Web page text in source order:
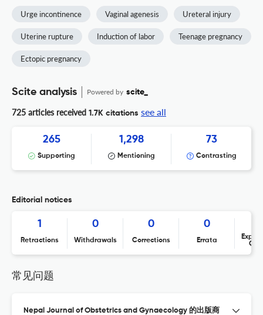
Urge incontinence Vaginal agenesis Ureteral injury
Uterine rupture Induction of labor Teenage pregnancy
Ectopic pregnancy
Scite analysis Powered by scite_
725 articles received 1.7K citations see all
265
Supporting
1,298
Mentioning
73
Contrasting
Editorial notices
1
Retractions
0
Withdrawals
0
Corrections
0
Errata
常见问题
Nepal Journal of Obstetrics and Gynaecology 的出版商